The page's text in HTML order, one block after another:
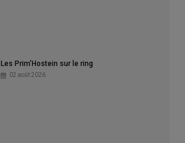
Les Prim'Hostein sur le ring
02 août 2026